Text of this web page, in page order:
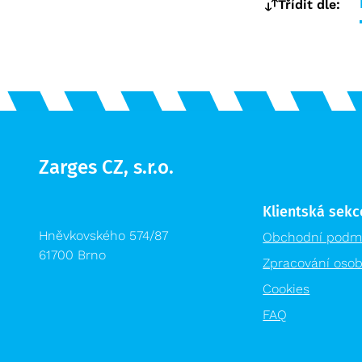
Třídit dle:
Zarges CZ, s.r.o.
Hněvkovského 574/87
61700 Brno
Klientská
Obchodní
Zpracování
Cookies
FAQ